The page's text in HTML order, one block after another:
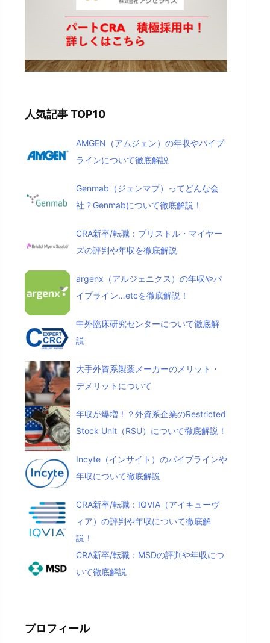
人気記事 TOP10
AMGEN（アムジェン）の年収やパイプ
ラインについて徹底解説
Genmab（ジェンマブ）ってどんな会
社？Genmabについて徹底解説！
CRA新卒/転職：ブリストル・マイヤー
ズの評判や年収を徹底解説
argenx（アルジェニクス）の年収やパ
イプライン…etcを徹底解説！
中外臨床研究センターについて徹底解
説
大手外資系製薬メーカーのメリット・
デメリットについて
年収が爆増！？外資系企業のRestricted
Stock Unit（RSU）について徹底解説！
Incyte（インサイト）のパイプラインや
年収について徹底解説
CRA新卒/転職：IQVIA（アイキューヴ
ィア）の評判や年収について徹底解
説！
CRA新卒/転職：MSDの評判や年収につ
いて徹底解説
プロフィール